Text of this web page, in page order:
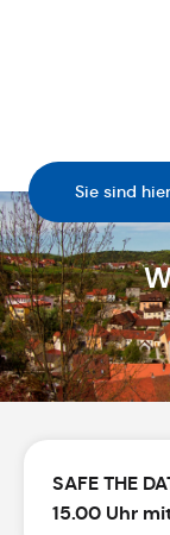
Sie sind
SAFE THE
15.00 Uhr